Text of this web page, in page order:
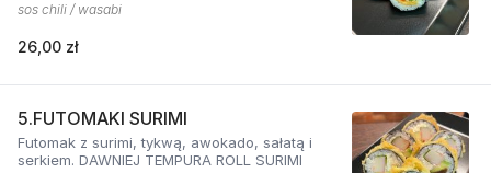
sos chili / wasabi
26,00 zł
5.FUTOMAKI SURIMI
Futomak z surimi, tykwą, awokado, sałatą i
serkiem. DAWNIEJ TEMPURA ROLL SURIMI